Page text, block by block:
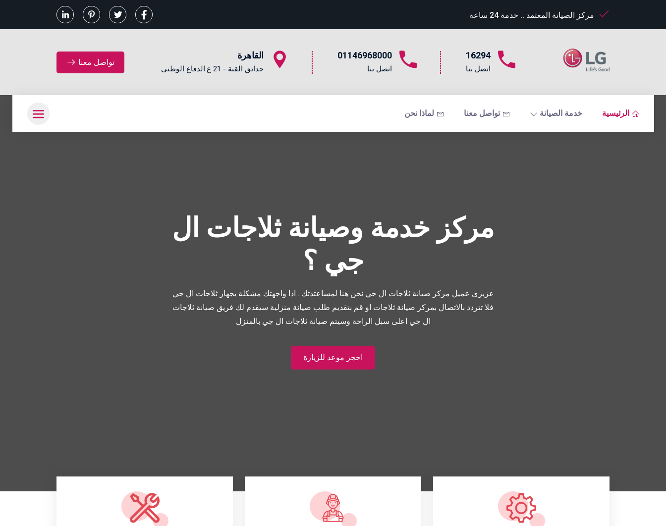
مركز الصيانة المعتمد .. خدمة 24 ساعة
16294
اتصل بنا
01146968000
اتصل بنا
القاهرة
حدائق القبة - 21 ع.الدفاع الوطنى
تواصل معنا
الرئيسية خدمة الصيانة تواصل معنا لماذا نحن
مركز خدمة وصيانة ثلاجات ال
جي ؟
عزيزى عميل مركز صيانة ثلاجات ال جي نحن هنا لمساعتدتك . اذا واجهتك مشكلة بجهاز ثلاجات ال جي
فلا تتردد بالاتصال بمركز صيانة ثلاجات او قم بتقديم طلب صيانة منزلية سيقدم لك فريق صيانة ثلاجات
ال جي اعلى سبل الراحة وسيتم صيانة ثلاجات ال جي بالمنزل
احجز موعد للزيارة